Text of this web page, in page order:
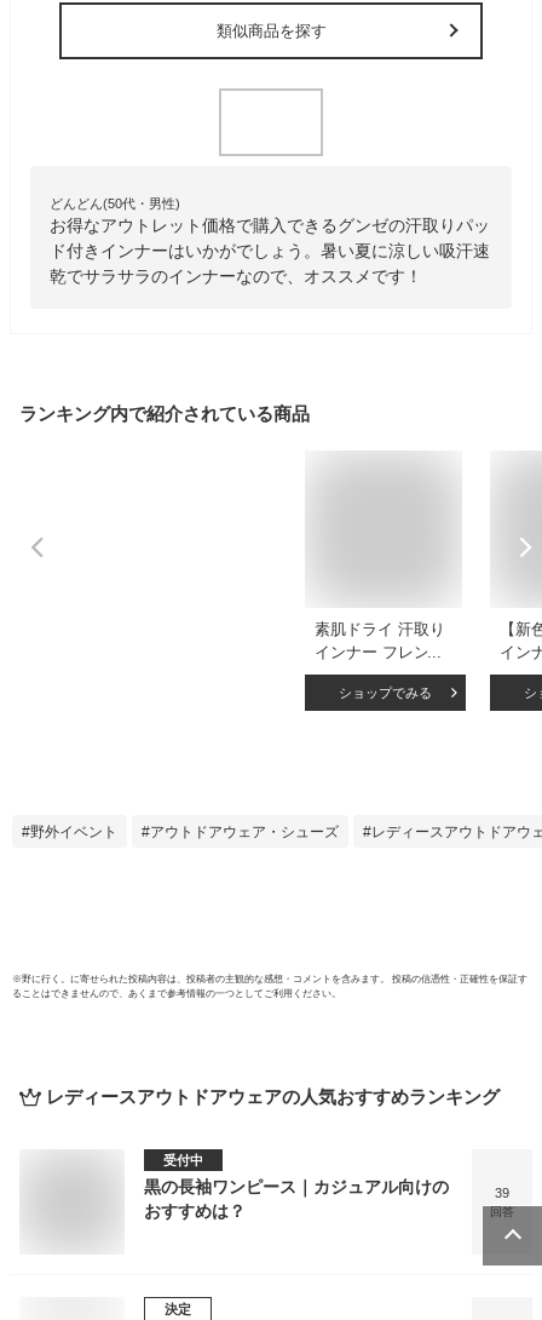
類似商品を探す
どんどん(50代・男性)
お得なアウトレット価格で購入できるグンゼの汗取りパッ
ド付きインナーはいかがでしょう。暑い夏に涼しい吸汗速
乾でサラサラのインナーなので、オススメです！
ランキング内で紹介されている商品
素肌ドライ 汗取り
インナー フレンチ
袖 セットでお得!!
脇汗 汗取り インナ
ット付き 吸汗速乾
ショップでみる
【新
イン
ト 綿
チ
止
シ
野外イベント アウトドアウェア・シューズ レディースアウトドアウ
※野に行く。 に寄せられた投稿内容は、投稿者の主観的な感想・コメントを含みます。 投稿の信憑性・正確性を保証す
ることはできませんので、あくまで参考情報の一つとしてご利用ください。
レディースアウトドアウェアの人気おすすめランキング
受付中
黒の長袖ワンピース｜カジュアル向けの
おすすめは？
39
回答
決定